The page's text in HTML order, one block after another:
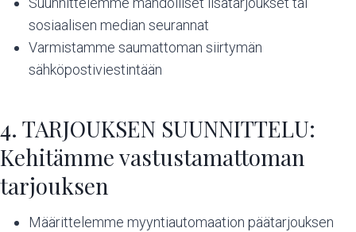
sosiaalisen median seurannat
Varmistamme saumattoman siirtymän
sähköpostiviestintään
4. TARJOUKSEN SUUNNITTELU:
Kehitämme vastustamattoman
tarjouksen
Määrittelemme myyntiautomaation päätarjouksen